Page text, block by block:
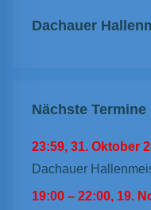
Dachauer
Nächste Termine
23:59, 31. Oktober
Dachauer
19:00 – 22:00, 19.